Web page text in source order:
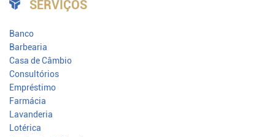
SERVIÇOS
Banco
Barbearia
Casa de Câmbio
Consultórios
Empréstimo
Farmácia
Lavanderia
Lotérica